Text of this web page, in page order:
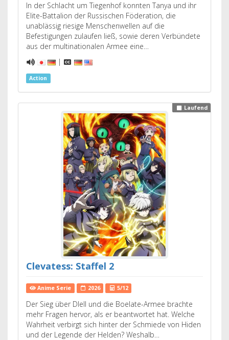
In der Schlacht um Tiegenhof konnten Tanya und ihr
Elite-Battalion der Russischen Föderation, die
unablässig riesige Menschenwellen auf die
Befestigungen zulaufen ließ, sowie deren Verbündete
aus der multinationalen Armee eine…
|
Action
Laufend
Clevatess: Staffel 2
Anime Serie 2026 5/12
Der Sieg über Dlell und die Boelate-Armee brachte
mehr Fragen hervor, als er beantwortet hat. Welche
Wahrheit verbirgt sich hinter der Schmiede von Hiden
und der Legende der Helden? Weshalb…